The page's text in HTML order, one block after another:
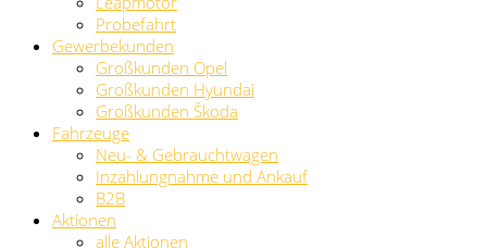
Probefahrt
Gewerbekunden
Großkunden Opel
Großkunden Hyundai
Großkunden Škoda
Fahrzeuge
Neu- & Gebrauchtwagen
Inzahlungnahme und Ankauf
B2B
Aktionen
alle Aktionen